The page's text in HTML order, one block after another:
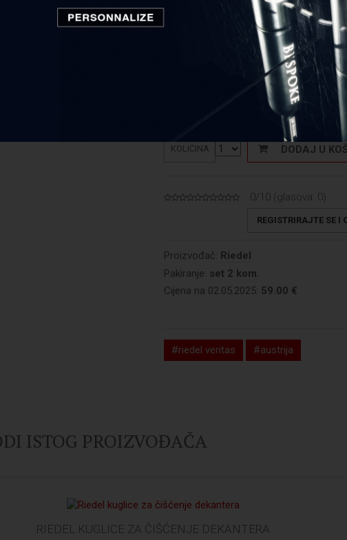
RIEDEL Veritas
€
KOLIČINA DODAJ U
0/10 (glasova: 0)
REGISTRIRAJTE SE I
Proizvođač: Riedel
Pakiranje: set 2 kom.
Cijena na 02.05.2025: 59.00 €
#riedel veritas #austrija
ISTOG PROIZVOĐAČA
RIEDEL KUGLICE ZA ČIŠĆENJE DEKANTERA